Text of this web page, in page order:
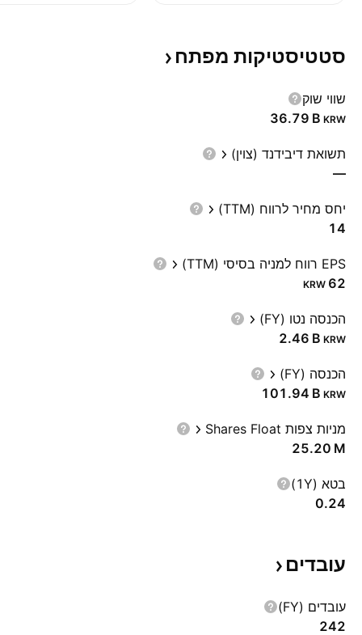
סטטיסטיקות מפתח
שווי שוק
‪36.79 B‬ KRW
תשואת דיבידנד (צוין)
—
יחס מחיר לרווח (TTM)
14
EPS רווח למניה בסיסי (TTM)
62
KRW
הכנסה נטו (FY)
‪2.46 B‬ KRW
הכנסה (FY)
‪101.94 B‬ KRW
מניות צפות Shares Float
‪25.20 M‬
בטא (1Y)
0.24
עובדים
עובדים (FY)
242